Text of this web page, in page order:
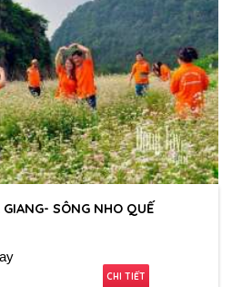
SÔNG NHO QUẾ
CHI TIẾT